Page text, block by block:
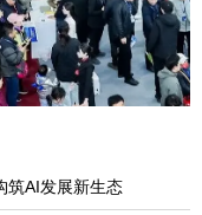
筑AI发展新生态